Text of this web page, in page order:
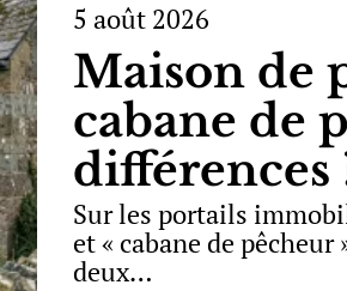
5 août 2026
Maison de
cabane de
différences
Sur les portails
et « cabane de
deux…